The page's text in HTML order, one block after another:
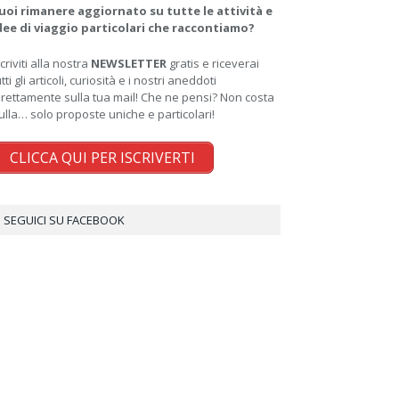
rimanere aggiornato su tutte le attività e
di viaggio particolari che raccontiamo?
alla nostra NEWSLETTER gratis e riceverai
gli articoli, curiosità e i nostri aneddoti
sulla tua mail! Che ne pensi? Non costa
solo proposte uniche e particolari!
CLICCA QUI PER ISCRIVERTI
SEGUICI SU FACEBOOK